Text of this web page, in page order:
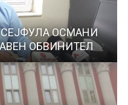
ОСМАНИ
ОБВИНИТЕЛ